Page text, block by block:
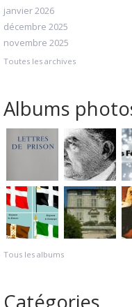
janvier 2026
décembre 2025
novembre 2025
Toutes les archives
Albums
Tous les albums
Catégories